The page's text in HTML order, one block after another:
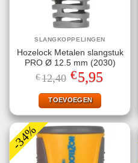
SLANGKOPPELINGEN
Hozelock Metalen slangstuk
PRO Ø 12.5 mm (2030)
€12,40 Oorspronkelijke
prijs
was:
€12,40.
€5,95prijs
TOEVOEGEN
-34%